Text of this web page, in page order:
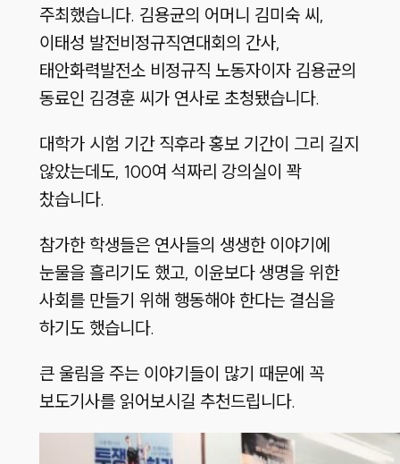
주최했습니다. 김용균의 어머니 김미숙 씨,
이태성 발전비정규직연대회의 간사,
태안화력발전소 비정규직 노동자이자 김용균의
동료인 김경훈 씨가 연사로 초청됐습니다.
대학가 시험 기간 직후라 홍보 기간이 그리 길지
않았는데도, 100여 석짜리 강의실이 꽉
찼습니다.
참가한 학생들은 연사들의 생생한 이야기에
눈물을 흘리기도 했고, 이윤보다 생명을 위한
사회를 만들기 위해 행동해야 한다는 결심을
하기도 했습니다.
큰 울림을 주는 이야기들이 많기 때문에 꼭
보도기사를 읽어보시길 추천드립니다.